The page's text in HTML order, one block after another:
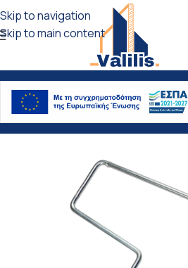
Skip to navigation
Skip to main content